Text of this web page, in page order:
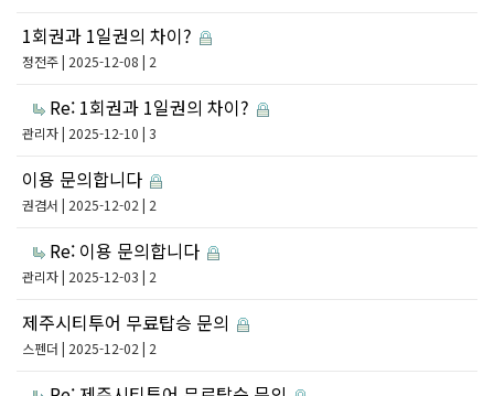
1회권과 1일권의 차이?
정전주| 2025-12-08 | 2
Re: 1회권과 1일권의 차이?
관리자| 2025-12-10 | 3
이용 문의합니다
권겸서 | 2025-12-02 | 2
Re: 이용 문의합니다
관리자| 2025-12-03 | 2
제주시티투어 무료탑승 문의
스펜더 | 2025-12-02 | 2